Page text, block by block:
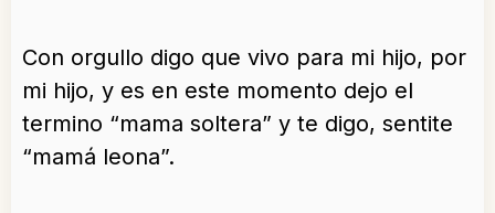
Con orgullo digo que vivo para mi hijo, por
mi hijo, y es en este momento dejo el
termino “mama soltera” y te digo, sentite
“mamá leona”.